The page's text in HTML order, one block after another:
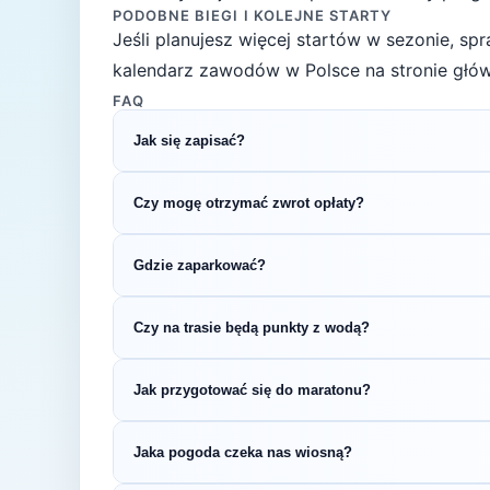
PODOBNE BIEGI I KOLEJNE STARTY
Jeśli planujesz więcej startów w sezonie,
kalendarz zawodów w Polsce na stronie
FAQ
Jak się zapisać?
rejestracyjnym.
Czy mogę otrzymać zwrot opłaty?
Gdzie zaparkować?
organizatora.
Czy na trasie będą punkty z wodą?
regulaminie zawodów.
Jak przygotować się do maratonu?
wybiegania w weekendy, treningi tempowe w
Jaka pogoda czeka nas wiosną?